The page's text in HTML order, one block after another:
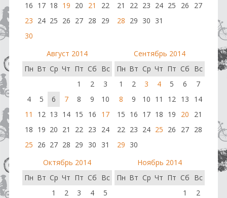
16 17 18 19 20 21
22
23 24 25 26 27 28
29
30
21
22 23 24 25 26
27
28 29 30 31
Август 2014
Пн Вт Ср Чт Пт Сб Вс
1
2
3
4
5 6 7 8 9
10
11
12 13 14 15 16
17
18 19 20 21 22 23
24
25 26 27 28 29 30 31
Сентябрь 2014
Пн Вт Ср Чт Пт Сб Вс
1
2 3 4 5 6
7
8
9 10 11 12 13
14
15 16 17 18 19 20
21
22 23 24 25 26 27 28
29 30
Октябрь 2014
Пн Вт Ср Чт Пт Сб Вс
1
2 3 4
5
Ноябрь 2014
Пн Вт Ср Чт Пт Сб Вс
1
2